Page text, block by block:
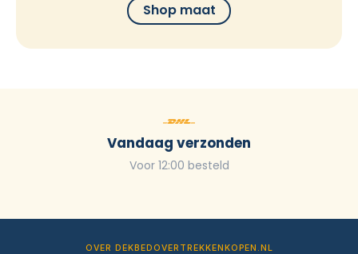
Shop maat
Vandaag verzonden
Voor 12:00 besteld
OVER DEKBEDOVERTREKKENKOPEN.NL